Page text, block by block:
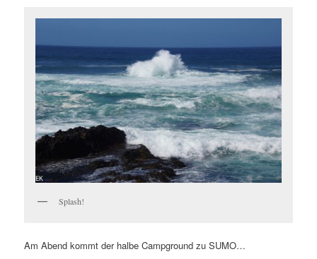
Splash!
Am Abend kommt der halbe Campground zu SUMO…